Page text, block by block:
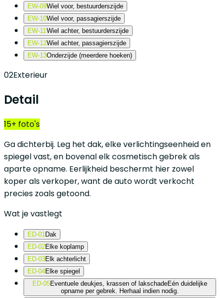
EW-09Wiel voor, bestuurderszijde
EW-10Wiel voor, passagierszijde
EW-11Wiel achter, bestuurderszijde
EW-12Wiel achter, passagierszijde
EW-13Onderzijde (meerdere hoeken)
02Exterieur
Detail
15+ foto's
Ga dichterbij. Leg het dak, elke verlichtingseenheid en
spiegel vast, en bovenal elk cosmetisch gebrek als
aparte opname. Eerlijkheid beschermt hier zowel
koper als verkoper, want de auto wordt verkocht
precies zoals getoond.
Wat je vastlegt
ED-01 Dak
ED-02Elke koplamp
ED-03Elk achterlicht
ED-04Elke spiegel
ED-05Eventuele deukjes, krassen of lakschadeEén duidelijke
opname per gebrek. Herhaal indien nodig.